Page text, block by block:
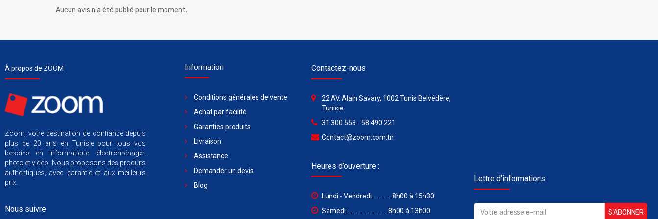
Aucun avis n'a été publié pour le moment.
À propos de ZOOM
Zoom, votre destination de confiance depuis
plus de 20 ans en Tunisie pour tous vos
besoins en informatique, électroménager,
photo et vidéo. Nous proposons des produits
authentiques, avec garantie et aux meilleurs
prix.
Nous suivre
Information
Conditions générales de vente
Achat par facilité
Garanties produits
Livraison
Assistance
Demander un devis
Blog
Contactez-nous
22 AV. Alain Savary, 1002 Tunis Belvédère,
Tunisie
31 300 553 - 58 490 221
Contact@zoom.com.tn
Heures d’ouverture :
Lundi - Vendredi ............ 8h00 à 15h30
Samedi ........................... 8h00 à 13h00
Lettre d'informations
S’ABONNER